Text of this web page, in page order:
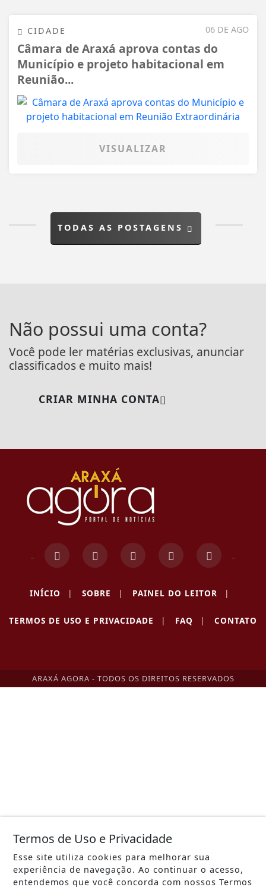
06 DE AGO
CIDADE
Câmara de Araxá aprova contas do
Município e projeto habitacional em
Reunião...
VISUALIZAR
TODAS AS POSTAGENS
Não possui uma conta?
Você pode ler matérias exclusivas, anunciar
classificados e muito mais!
CRIAR MINHA CONTA
INÍCIO | SOBRE | PAINEL DO LEITOR |
TERMOS DE USO E PRIVACIDADE | FAQ | CONTATO
ARAXÁ AGORA - TODOS OS DIREITOS RESERVADOS
Termos de Uso e Privacidade
Esse site utiliza cookies para melhorar sua
experiência de navegação. Ao continuar o acesso,
entendemos que você concorda com nossos Termos